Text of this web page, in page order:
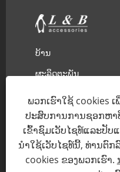
ບ້ານ
ຜະລິດຕະພັນ
ດາວໂຫຼດ
ຕິດ​ຕໍ່​ພວກ​ເຮົາ
ລິຂະສິດ© 2022 Ningbo l
ຄໍ
ພວກເຮົາໃຊ້ cookies
ປະສົບການການຊອກຫາ
ເຂົ້າຊົມເວັບໄຊທ໌ແລະປັບ
ນໍາໃຊ້ເວັບໄຊທ໌ນີ້, ທ່ານຕົ
cookies ຂອງພວກເຮົາ.